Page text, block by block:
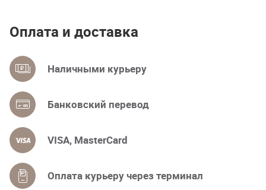
Оплата и доставка
Наличными курьеру
Банковский перевод
VISA, MasterCard
Оплата курьеру через терминал